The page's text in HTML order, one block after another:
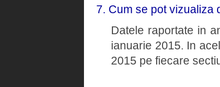
7. Cum se pot vizualiza
Datele raportate in
ianuarie 2015. In
2015 pe fiecare